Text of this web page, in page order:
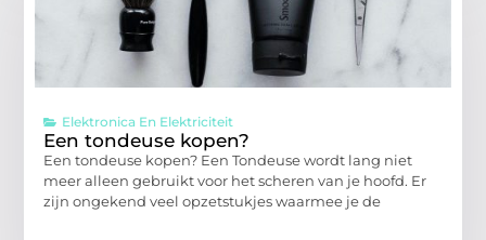
Elektronica En Elektriciteit
Een tondeuse kopen?
Een tondeuse kopen? Een Tondeuse wordt lang niet
meer alleen gebruikt voor het scheren van je hoofd. Er
zijn ongekend veel opzetstukjes waarmee je de